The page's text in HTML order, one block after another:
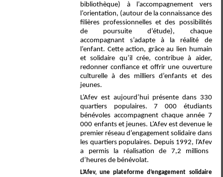
bibliothèque) à l’accompagnement vers
l’orientation, (autour de la connaissance des
filières professionnelles et des possibilités
de poursuite d’étude), chaque
accompagnant s’adapte à la réalité de
l’enfant. Cette action, grâce au lien humain
et solidaire qu’il crée, contribue à aider,
redonner confiance et offrir une ouverture
culturelle à des milliers d’enfants et des
jeunes.
L’Afev est aujourd’hui présente dans 330
quartiers populaires. 7 000 étudiants
bénévoles accompagnent chaque année 7
000 enfants et jeunes. L’Afev est devenue le
premier réseau d’engagement solidaire dans
les quartiers populaires. Depuis 1992, l’Afev
a permis la réalisation de 7,2 millions
d’heures de bénévolat.
L’Afev, une plateforme d’engagement solidaire